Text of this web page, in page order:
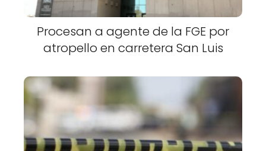
Procesan a agente de la FGE por
atropello en carretera San Luis